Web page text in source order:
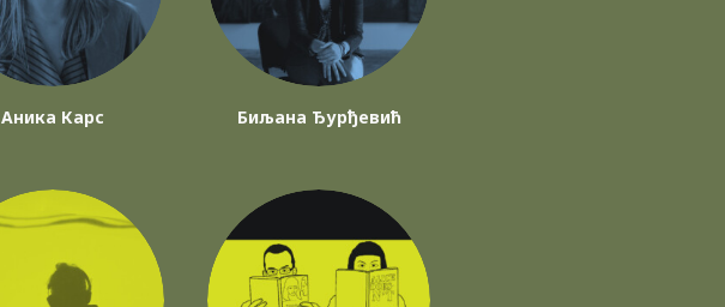
Аника Карс Биљана Ђурђевић